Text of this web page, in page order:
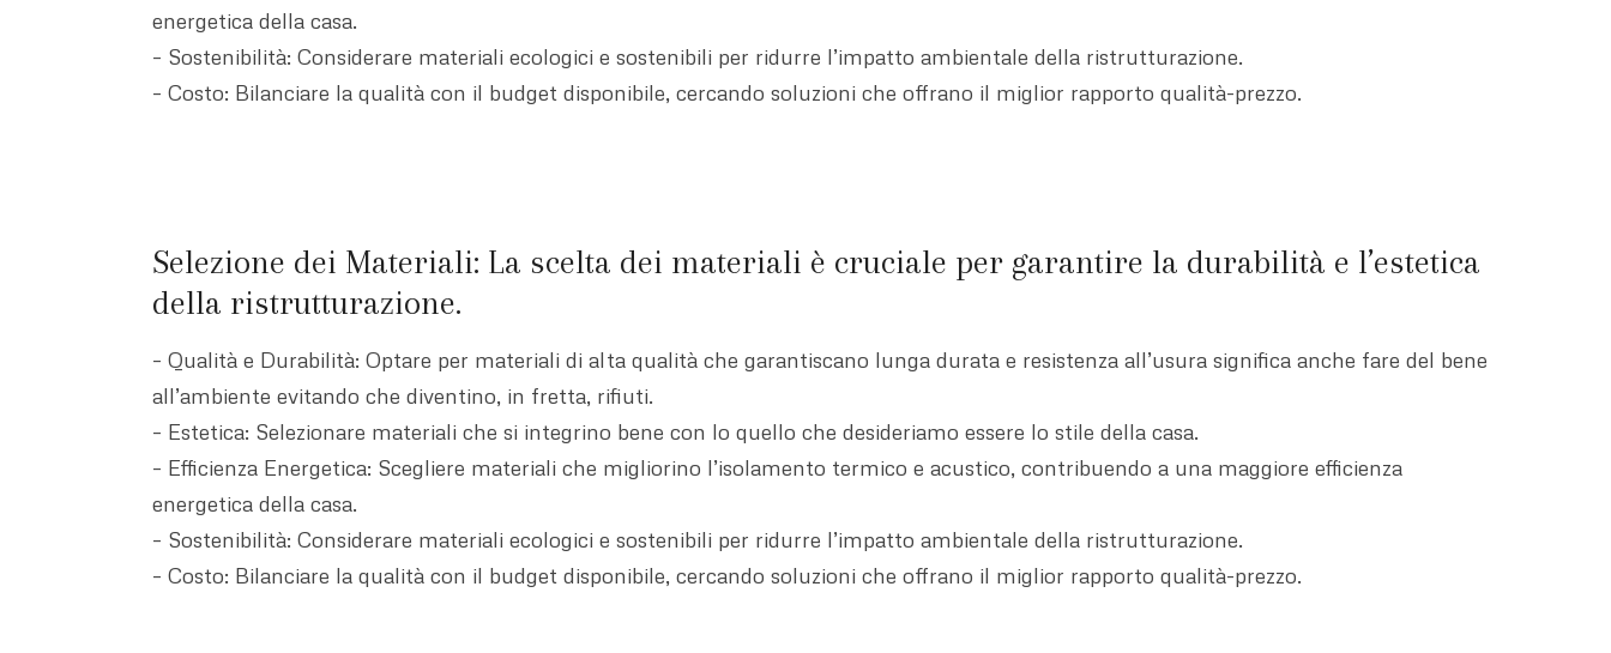
energetica della casa.
– Sostenibilità: Considerare materiali ecologici e sostenibili per ridurre l’impatto ambientale della ristrutturazione.
– Costo: Bilanciare la qualità con il budget disponibile, cercando soluzioni che offrano il miglior rapporto qualità-prezzo.
Selezione dei Materiali: La scelta dei materiali è cruciale per garantire la durabilità e l’estetica
della ristrutturazione.
– Qualità e Durabilità: Optare per materiali di alta qualità che garantiscano lunga durata e resistenza all’usura significa anche fare del bene
all’ambiente evitando che diventino, in fretta, rifiuti.
– Estetica: Selezionare materiali che si integrino bene con lo quello che desideriamo essere lo stile della casa.
– Efficienza Energetica: Scegliere materiali che migliorino l’isolamento termico e acustico, contribuendo a una maggiore efficienza
energetica della casa.
– Sostenibilità: Considerare materiali ecologici e sostenibili per ridurre l’impatto ambientale della ristrutturazione.
– Costo: Bilanciare la qualità con il budget disponibile, cercando soluzioni che offrano il miglior rapporto qualità-prezzo.